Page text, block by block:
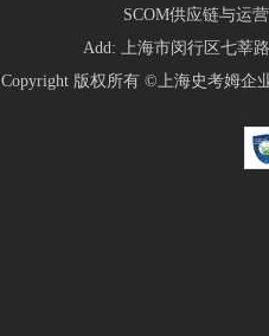
SCOM供应链与运
Add: 上海市闵行区七莘
Copyright 版权所有 ©上海史考姆企